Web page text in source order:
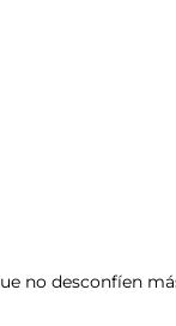
no desconfíen